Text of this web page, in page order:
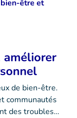
améliorer
de bien-être.
communautés
des troubles…